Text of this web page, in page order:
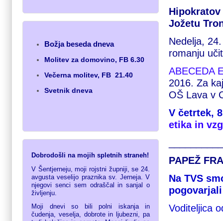
Jožetu
Nedelja,
romanju
ABECEDA
2016. Za
OŠ Lava v
V četrtek,
etika in
PAPEŽ
Na TVS
Voditeljica
Božja beseda dneva
Molitev za domovino, FB 6.30
Večerna molitev, FB 21.40
Svetnik dneva
Dobrodošli na mojih spletnih straneh!
V Šentjerneju, moji rojstni župniji, se 24.
avgusta veselijo praznika sv. Jerneja. V
njegovi senci sem odraščal in sanjal o
življenju.
Moji dnevi so bili polni iskanja in
čudenja, veselja, dobrote in ljubezni, pa